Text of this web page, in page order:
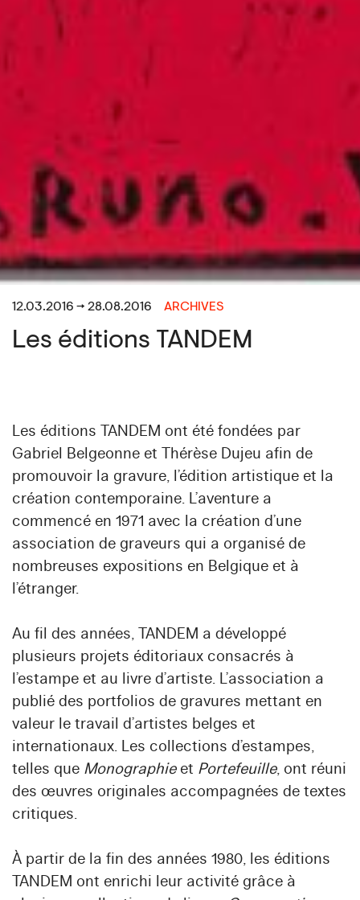
12.03.2016 → 28.08.2016 ARCHIVES
Les éditions TANDEM
Les éditions TANDEM ont été fondées par
Gabriel Belgeonne et Thérèse Dujeu afin de
promouvoir la gravure, l’édition artistique et la
création contemporaine. L’aventure a
commencé en 1971 avec la création d’une
association de graveurs qui a organisé de
nombreuses expositions en Belgique et à
l’étranger.
Au fil des années, TANDEM a développé
plusieurs projets éditoriaux consacrés à
l’estampe et au livre d’artiste. L’association a
publié des portfolios de gravures mettant en
valeur le travail d’artistes belges et
internationaux. Les collections d’estampes,
telles que Monographieet Portefeuille, ont réuni
des œuvres originales accompagnées de textes
critiques.
À partir de la fin des années 1980, les éditions
TANDEM ont enrichi leur activité grâce à